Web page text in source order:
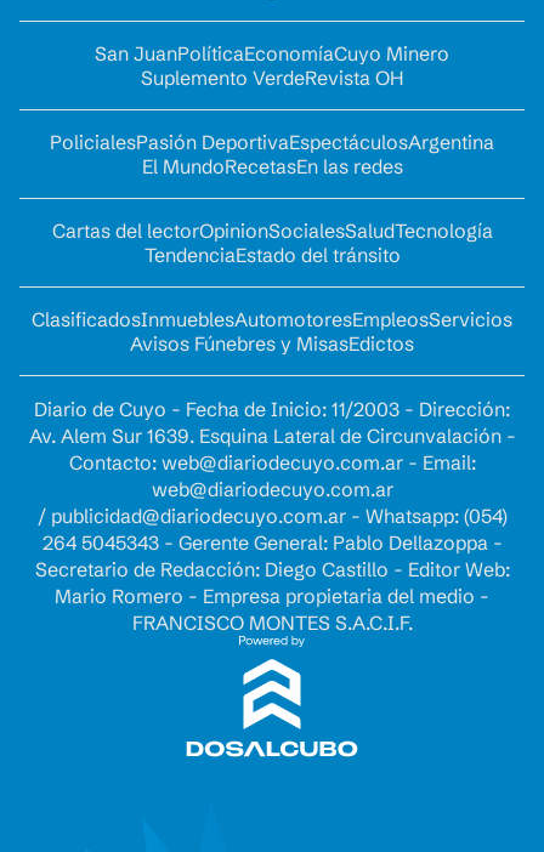
San JuanPolíticaEconomíaCuyo Minero
Suplemento VerdeRevista OH
PolicialesPasión DeportivaEspectáculosArgentina
El MundoRecetasEn las redes
Cartas del lectorOpinionSocialesSaludTecnología
TendenciaEstado del tránsito
ClasificadosInmueblesAutomotoresEmpleosServicios
Avisos Fúnebres y MisasEdictos
Diario de Cuyo - Fecha de Inicio: 11/2003 - Dirección:
Av. Alem Sur 1639. Esquina Lateral de Circunvalación -
Contacto: web@diariodecuyo.com.ar- Email:
web@diariodecuyo.com.ar
/ publicidad@diariodecuyo.com.ar- Whatsapp: (054)
264 5045343 - Gerente General: Pablo Dellazoppa -
Secretario de Redacción: Diego Castillo - Editor Web:
Mario Romero - Empresa propietaria del medio -
FRANCISCO MONTES S.A.C.I.F.